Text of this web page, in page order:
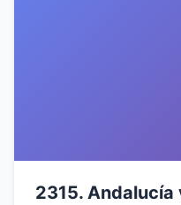
2315. Andalucía